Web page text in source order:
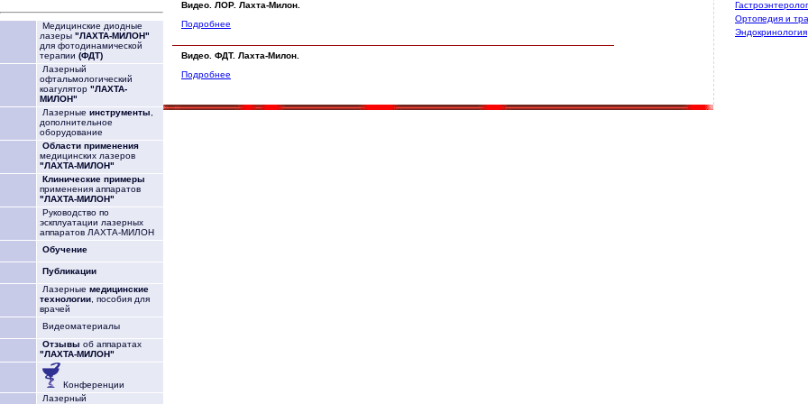
Медицинские диодные
лазеры "ЛАХТА-МИЛОН"
для фотодинамической
терапии (ФДТ)
Лазерный
офтальмологический
коагулятор "ЛАХТА-
МИЛОН"
Лазерные инструменты
дополнительное
оборудование
Области применения
медицинских лазеров
"ЛАХТА-МИЛОН"
Клинические примеры
применения аппаратов
"ЛАХТА-МИЛОН"
Руководство по
эскплуатации лазерных
аппаратов ЛАХТА-МИЛОН
Обучение
Публикации
Лазерные медицинские
технологии , пособия для
врачей
Видеоматериалы
Отзывы об аппаратах
"ЛАХТА-МИЛОН"
Конференции
Лазерный
Видео. ЛОР. Лахта-Милон.
Подробнее
Видео. ФДТ. Лахта-Милон.
Подробнее
Ортопедия и
Эндокринология